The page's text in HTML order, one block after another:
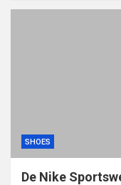
SHOES
De Nike